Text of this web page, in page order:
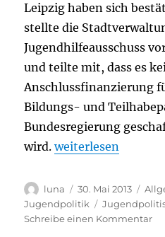
Leipzig haben sich
stellte die
Jugendhilfeausschuss
und teilte mit, dass es
Anschlussfinanzierung
Bildungs- und
Bundesregierung
wird.„Schwerer
weiterlesen
Autor
luna
Veröffentlicht
am
30. Mai 2013
Jugendpolitik
Schlagwörter
Schreibe einen Kommentarzu